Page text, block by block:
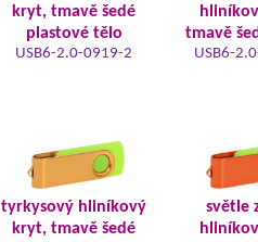
kryt, tmavě šedé
plastové tělo
USB6-2.0-0919-2
tmavě
USB6-
tyrkysový hliníkový
kryt, tmavě šedé
světle